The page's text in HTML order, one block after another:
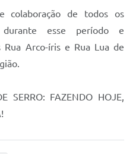
MROSC
colaboração de todos os
esse período e
Arco-íris e Rua Lua de
SERRO: FAZENDO HOJE,